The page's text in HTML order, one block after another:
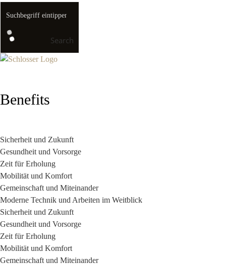
Search
Benefits
Sicherheit und Zukunft
Gesundheit und Vorsorge
Zeit für Erholung
Mobilität und Komfort
Gemeinschaft und Miteinander
Moderne Technik und Arbeiten im Weitblick
Sicherheit und Zukunft
Gesundheit und Vorsorge
Zeit für Erholung
Mobilität und Komfort
Gemeinschaft und Miteinander